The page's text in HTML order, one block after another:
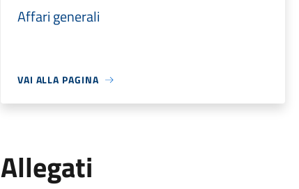
Affari generali
VAI ALLA PAGINA
Allegati